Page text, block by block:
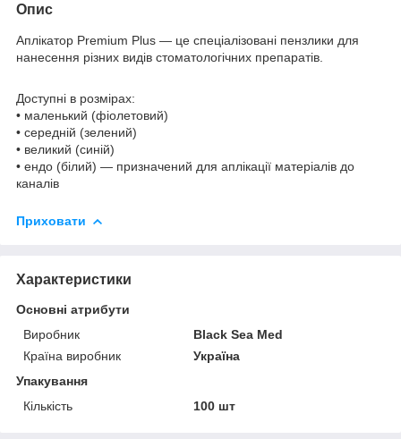
Опис
Аплікатор Premium Plus ― це спеціалізовані пензлики для
нанесення різних видів стоматологічних препаратів.
Доступні в розмірах:
• маленький (фіолетовий)
• середній (зелений)
• великий (синій)
• ендо (білий) ― призначений для аплікації матеріалів до
каналів
Приховати
Характеристики
Основні атрибути
Виробник
Black Sea Med
Країна виробник
Україна
Упакування
Кількість
100 шт